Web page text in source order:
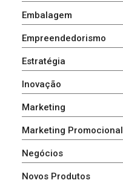
Embalagem
Empreendedorismo
Estratégia
Inovação
Marketing
Marketing Promocional
Negócios
Novos Produtos